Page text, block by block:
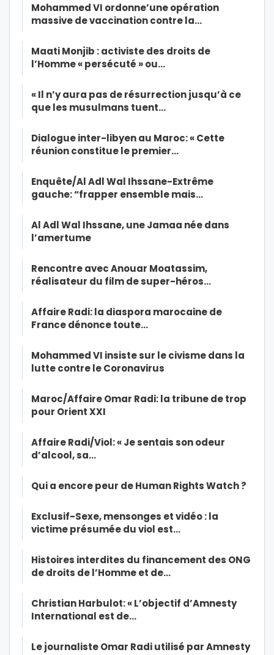
Mohammed VI ordonne’une opération
massive de vaccination contre la…
Maati Monjib : activiste des droits de
l’Homme « persécuté » ou…
« Il n’y aura pas de résurrection jusqu’à ce
que les musulmans tuent…
Dialogue inter-libyen au Maroc: « Cette
réunion constitue le premier…
Enquête/Al Adl Wal Ihssane-Extrême
gauche: “frapper ensemble mais…
Al Adl Wal Ihssane, une Jamaa née dans
l’amertume
Rencontre avec Anouar Moatassim,
réalisateur du film de super-héros…
Affaire Radi: la diaspora marocaine de
France dénonce toute…
Mohammed VI insiste sur le civisme dans la
lutte contre le Coronavirus
Maroc/Affaire Omar Radi: la tribune de trop
pour Orient XXI
Affaire Radi/Viol: « Je sentais son odeur
d’alcool, sa…
Qui a encore peur de Human Rights Watch ?
Exclusif-Sexe, mensonges et vidéo : la
victime présumée du viol est…
Histoires interdites du financement des ONG
de droits de l’Homme et de…
Christian Harbulot: « L’objectif d’Amnesty
International est de…
Le journaliste Omar Radi utilisé par Amnesty